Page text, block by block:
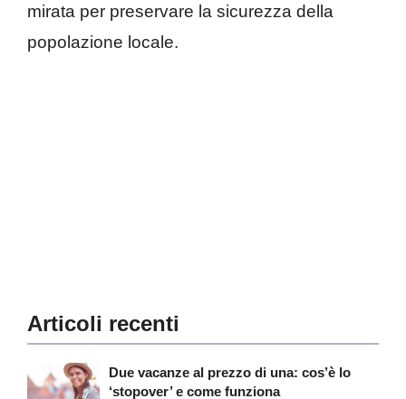
mirata per preservare la sicurezza della
popolazione locale.
Articoli recenti
Due vacanze al prezzo di una: cos’è lo
‘stopover’ e come funziona